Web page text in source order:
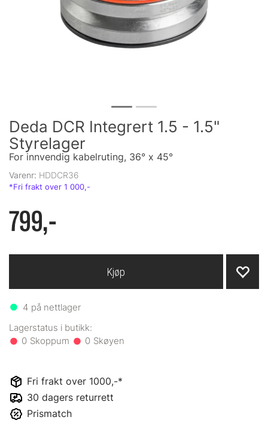
Deda DCR Integrert 1.5 - 1.5"
Styrelager
For innvendig kabelruting, 36° x 45°
Varenr: HDDCR36
799,-
4 på nettlager
0 0
Kjøp
Fri frakt over 1000,-*
30 dagers returrett
Prismatch